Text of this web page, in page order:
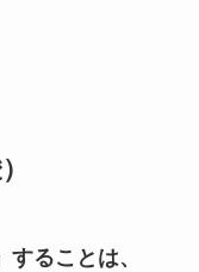
ることは、